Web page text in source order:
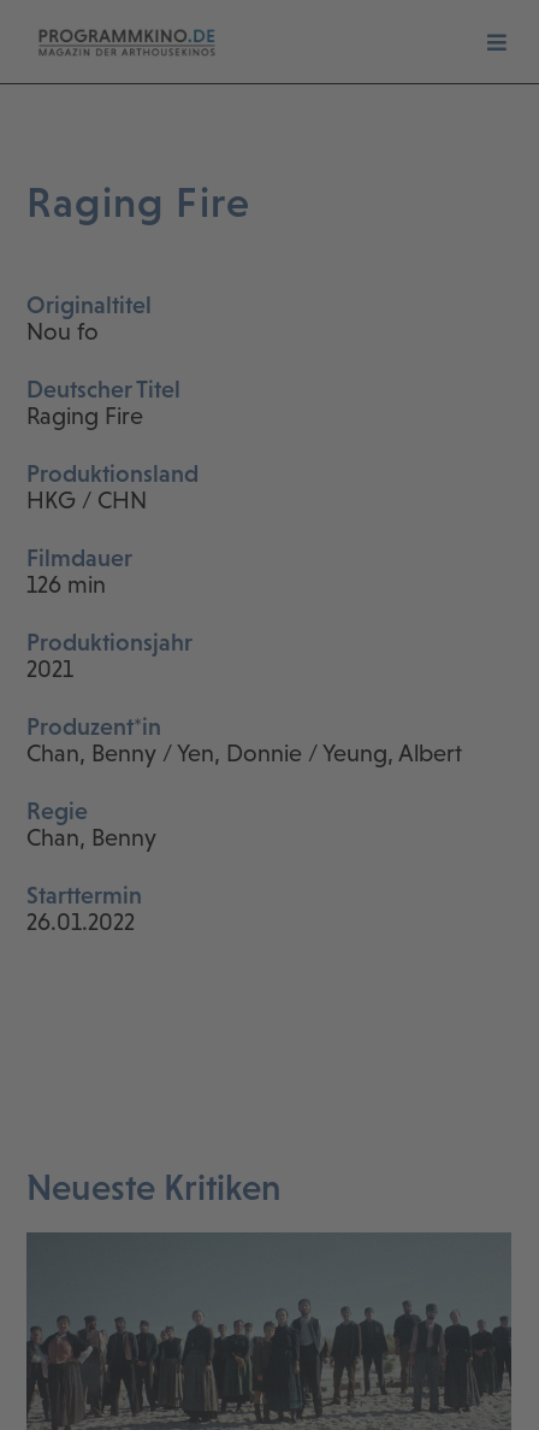
Raging Fire
Originaltitel
Nou fo
Deutscher Titel
Raging Fire
Produktionsland
HKG / CHN
Filmdauer
126 min
Produktionsjahr
2021
Produzent*in
Chan, Benny / Yen, Donnie / Yeung, Albert
Regie
Chan, Benny
Starttermin
26.01.2022
Neueste Kritiken